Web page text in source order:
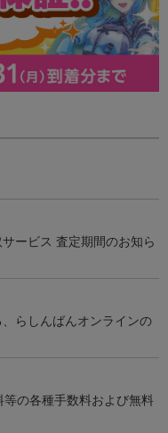
ービス 査定期間のお知ら
らしんばんオンラインの
等の各種手数料および無料